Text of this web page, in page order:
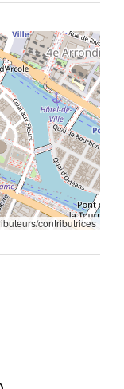
contributrices